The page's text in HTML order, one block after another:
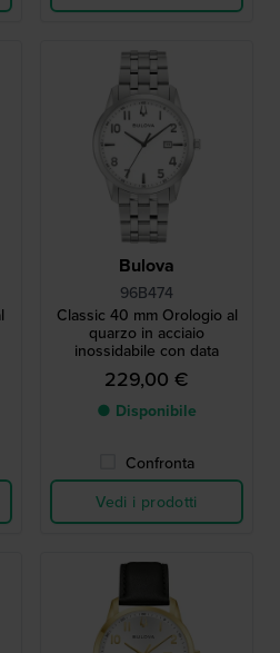
Bulova
96B474
Classic 40 mm Orologio al
quarzo in acciaio
inossidabile con data
229,00 €
● Disponibile
Confronta
Vedi i prodotti